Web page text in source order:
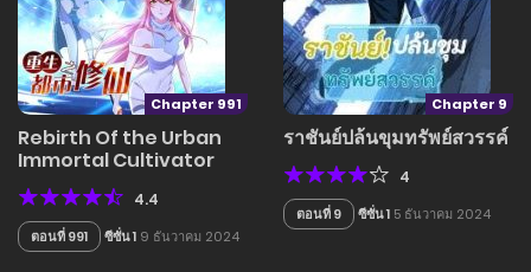
Chapter 991
Rebirth Of the Urban
Immortal Cultivator
4.4
ตอนที่ 991 ซีซั่น 1 9 ธันวาคม 2024
Chapter 9
ราชันย์ปล้นขุมทรัพย์สวรรค์
4
ตอนที่ 9 ซีซั่น 1 5 ธันวาคม 2024